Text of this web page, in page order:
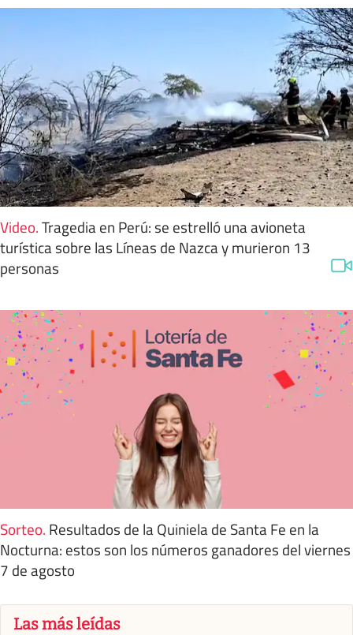
Video.Tragedia en Perú: se estrelló una avioneta
turística sobre las Líneas de Nazca y murieron 13
personas
Sorteo. Resultados de la Quiniela de Santa Fe en la
Nocturna: estos son los números ganadores del viernes
7 de agosto
Las más leídas